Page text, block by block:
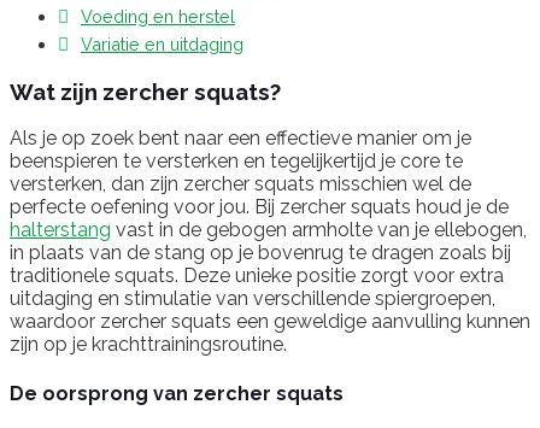
Voeding en herstel
Variatie en uitdaging
Wat zijn zercher squats?
Als je op zoek bent naar een effectieve manier om je
beenspieren te versterken en tegelijkertijd je core te
versterken, dan zijn zercher squats misschien wel de
perfecte oefening voor jou. Bij zercher squats houd je de
halterstang vast in de gebogen armholte van je ellebogen,
in plaats van de stang op je bovenrug te dragen zoals bij
traditionele squats. Deze unieke positie zorgt voor extra
uitdaging en stimulatie van verschillende spiergroepen,
waardoor zercher squats een geweldige aanvulling kunnen
zijn op je krachttrainingsroutine.
De oorsprong van zercher squats